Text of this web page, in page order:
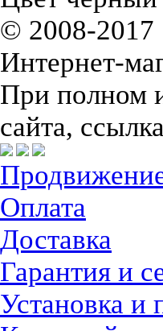
© 2008-2017
Интернет-
При полном
сайта,
Оплата
Доставка
Гарантия и
Установка и